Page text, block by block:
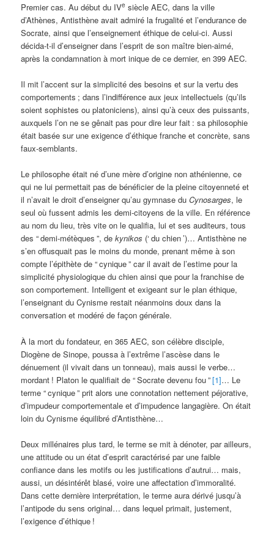
Premier cas. Au début du IVe siècle AEC, dans la ville
d’Athènes, Antisthène avait admiré la frugalité et l’endurance de
Socrate, ainsi que l’enseignement éthique de celui-ci. Aussi
décida-t-il d’enseigner dans l’esprit de son maître bien-aimé,
après la condamnation à mort inique de ce dernier, en 399 AEC.
Il mit l’accent sur la simplicité des besoins et sur la vertu des
comportements ; dans l’indifférence aux jeux intellectuels (qu’ils
soient sophistes ou platoniciens), ainsi qu’à ceux des puissants,
auxquels l’on ne se gênait pas pour dire leur fait : sa philosophie
était basée sur une exigence d’éthique franche et concrète, sans
faux-semblants.
Le philosophe était né d’une mère d’origine non athénienne, ce
qui ne lui permettait pas de bénéficier de la pleine citoyenneté et
il n’avait le droit d’enseigner qu’au gymnase duCynosarges, le
seul où fussent admis les demi-citoyens de la ville. En référence
au nom du lieu, très vite on le qualifia, lui et ses auditeurs, tous
des “demi-métèques ”, dekynikos (‘ du chien’)… Antisthène ne
s’en offusquait pas le moins du monde, prenant même à son
compte l’épithète de “cynique” car il avait de l’estime pour la
simplicité physiologique du chien ainsi que pour la franchise de
son comportement. Intelligent et exigeant sur le plan éthique,
l’enseignant du Cynisme restait néanmoins doux dans la
conversation et modéré de façon générale.
À la mort du fondateur, en 365 AEC, son célèbre disciple,
Diogène de Sinope, poussa à l’extrême l’ascèse dans le
dénuement (il vivait dans un tonneau), mais aussi le verbe…
mordant ! Platon le qualifiait de “Socrate devenu fou”[1]… Le
terme “cynique” prit alors une connotation nettement péjorative,
d’impudeur comportementale et d’impudence langagière. On était
loin du Cynisme équilibré d’Antisthène…
Deux millénaires plus tard, le terme se mit à dénoter, par ailleurs,
une attitude ou un état d’esprit caractérisé par une faible
confiance dans les motifs ou les justifications d’autrui… mais,
aussi, un désintérêt blasé, voire une affectation d’immoralité.
Dans cette dernière interprétation, le terme aura dérivé jusqu’à
l’antipode du sens original… dans lequel primait, justement,
l’exigence d’éthique !